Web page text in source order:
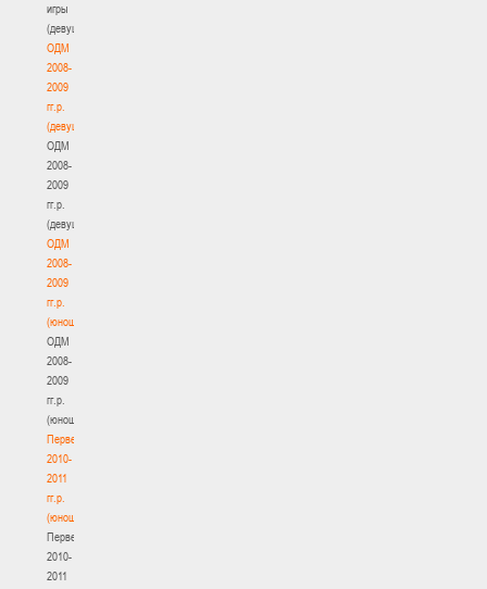
игры
(девушки)
ОДМ
2008-
2009
гг.р.
(девушки)
ОДМ
2008-
2009
гг.р.
(девушки)
ОДМ
2008-
2009
гг.р.
(юноши)
ОДМ
2008-
2009
гг.р.
(юноши)
Первенство
2010-
2011
гг.р.
(юноши)
Первенство
2010-
2011